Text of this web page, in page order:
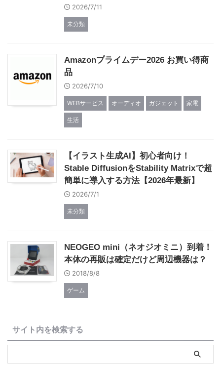
2026/7/11
未分類
Amazonプライムデー2026 お買い得商
品
2026/7/10
WEBサービス オーディオ ガジェット 家電
生活
【イラスト生成AI】初心者向け！
Stable DiffusionをStability Matrixで超
簡単に導入する方法【2026年最新】
2026/7/1
未分類
NEOGEO mini（ネオジオミニ）到着！
本体の再販は確定だけど周辺機器は？
2018/8/8
ゲーム
サイト内を検索する